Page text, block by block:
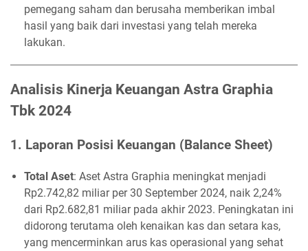
pemegang saham dan berusaha memberikan imbal
hasil yang baik dari investasi yang telah mereka
lakukan.
Analisis Kinerja Keuangan Astra Graphia
Tbk 2024
1. Laporan Posisi Keuangan (Balance Sheet)
Total Aset: Aset Astra Graphia meningkat menjadi
Rp2.742,82 miliar per 30 September 2024, naik 2,24%
dari Rp2.682,81 miliar pada akhir 2023. Peningkatan ini
didorong terutama oleh kenaikan kas dan setara kas,
yang mencerminkan arus kas operasional yang sehat